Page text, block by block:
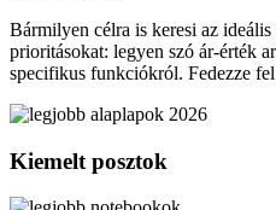
Bármilyen célra is keresi az
prioritásokat: legyen szó ár-érték
specifikus funkciókról. Fedezze
Kiemelt posztok